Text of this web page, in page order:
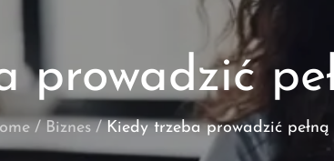
prowadzić
Biznes Kiedy trzeba prowadzić pełną